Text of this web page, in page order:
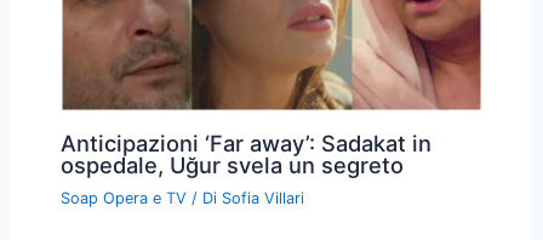
Anticipazioni ‘Far away’: Sadakat in
ospedale, Uğur svela un segreto
Soap Opera e TV / Di Sofia Villari